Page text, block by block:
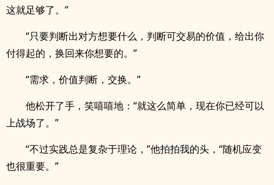
这就足够了。”
“只要判断出对方想要什么，判断可交易的价值，给出你
付得起的，换回来你想要的。”
“需求，价值判断，交换。”
他松开了手，笑嘻嘻地：“就这么简单，现在你已经可以
上战场了。”
“不过实践总是复杂于理论，”他拍拍我的头，“随机应变
也很重要。”